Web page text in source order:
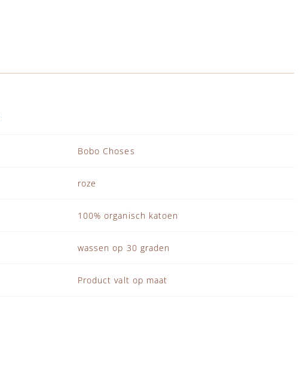
Bobo Choses
roze
100% organisch katoen
wassen op 30 graden
Product valt op maat